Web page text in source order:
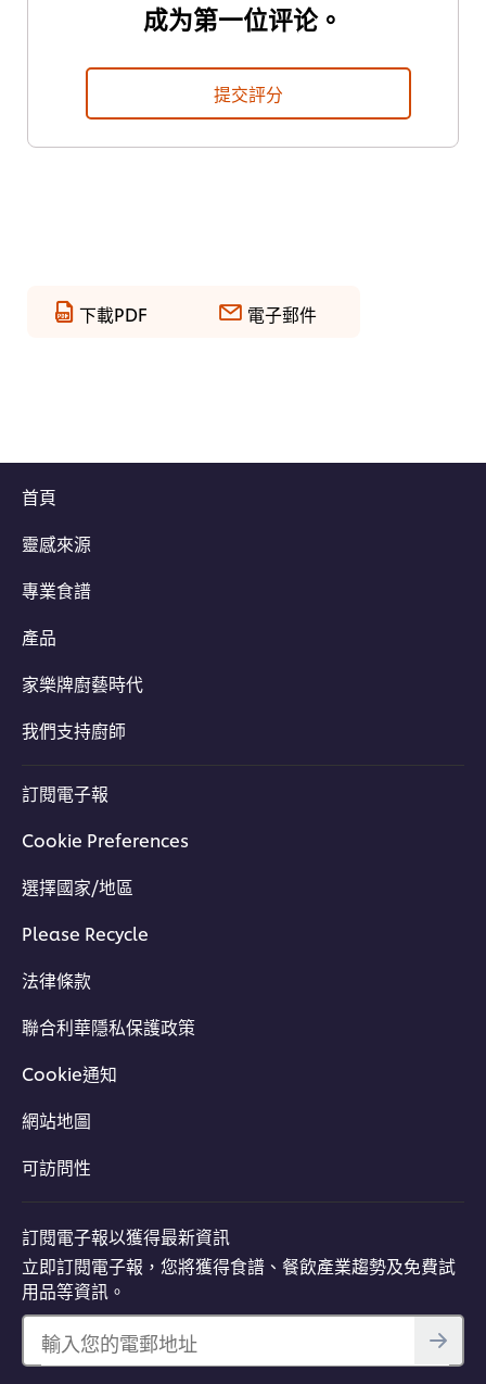
成为第一位评论。
提交評分
下載PDF 電子郵件
首頁
靈感來源
專業食譜
產品
家樂牌廚藝時代
我們支持廚師
訂閱電子報
Cookie Preferences
選擇國家/地區
Please Recycle
法律條款
聯合利華隱私保護政策
Cookie通知
網站地圖
可訪問性
訂閱電子報以獲得最新資訊
立即訂閱電子報，您將獲得食譜、餐飲產業趨勢及免費試
用品等資訊。
輸入您的電郵地址